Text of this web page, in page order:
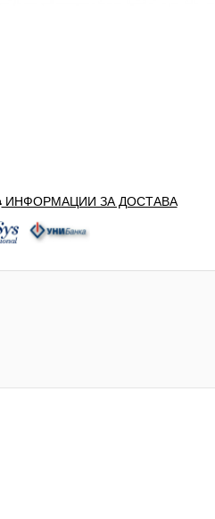
ИНФОРМАЦИИ ЗА ДОСТАВА